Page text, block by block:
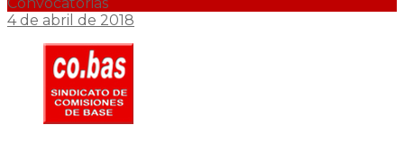
4 de abril de 2018